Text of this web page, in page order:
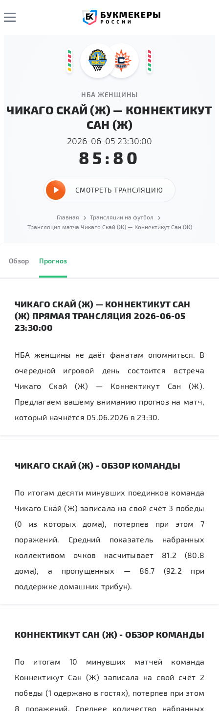
НБА ЖЕНЩИНЫ
ЧИКАГО СКАЙ (Ж) — КОННЕКТИКУТ
САН (Ж)
2026-06-05 23:30:00
85:80
СМОТРЕТЬ ТРАНСЛЯЦИЮ
Главная
Трансляции на футбол
Трансляция матча Чикаго Скай (Ж) — Коннектикут Сан (Ж)
Обзор Прогноз
ЧИКАГО СКАЙ (Ж) — КОННЕКТИКУТ САН
(Ж) ПРЯМАЯ ТРАНСЛЯЦИЯ 2026-06-05
23:30:00
НБА женщины не даёт фанатам опомниться. В
очередной игровой день состоится встреча
Чикаго Скай (Ж) — Коннектикут Сан (Ж).
Предлагаем вашему вниманию прогноз на матч,
который начнётся 05.06.2026 в 23:30.
ЧИКАГО СКАЙ (Ж) - ОБЗОР КОМАНДЫ
По итогам десяти минувших поединков команда
Чикаго Скай (Ж) записала на свой счёт 3 победы
(0 из которых дома), потерпев при этом 7
поражений. Средний показатель набранных
коллективом очков насчитывает 81.2 (80.8
дома), а пропущенных — 86.7 (92.2 при
поддержке домашних трибун).
КОННЕКТИКУТ САН (Ж) - ОБЗОР КОМАНДЫ
По итогам 10 минувших матчей команда
Коннектикут Сан (Ж) записала на свой счёт 2
победы (1 одержано в гостях), потерпев при этом
8 поражений. Среднее количество набранных